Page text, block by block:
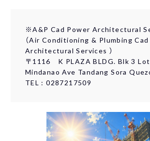
※A&P Cad Power Architectural
（Air Conditioning & Plumbing
Architectural Services ）
〒1116 K PLAZA BLDG. Blk 3
Mindanao Ave Tandang Sora
TEL : 0287217509